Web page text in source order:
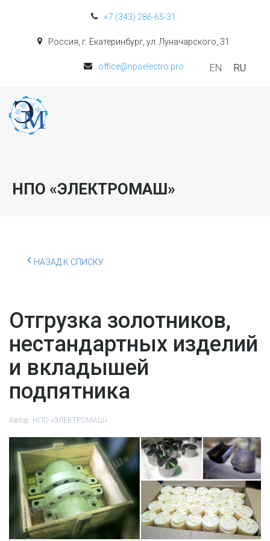
+7 (343) 286-65-31
Россия, г. Екатеринбург, ул. Луначарского, 31
office@npoelectro.pro EN RU
НПО «ЭЛЕКТРОМАШ»
НАЗАД К СПИСКУ
Отгрузка золотников,
нестандартных изделий
и вкладышей
подпятника
Автор: НПО «ЭЛЕКТРОМАШ»